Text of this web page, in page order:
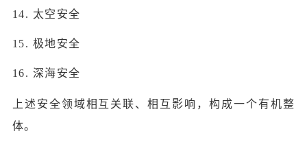
14. 太空安全
15. 极地安全
16. 深海安全
上述安全领域相互关联、相互影响，构成一个有机整
体。